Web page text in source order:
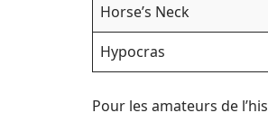
Horse’s Neck
Hypocras
Pour les amateurs de